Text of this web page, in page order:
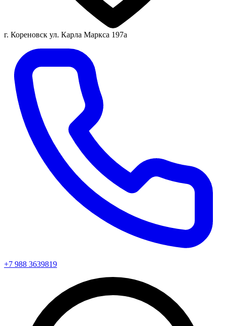
г. Кореновск ул. Карла Маркса 197а
+7 988 3639819